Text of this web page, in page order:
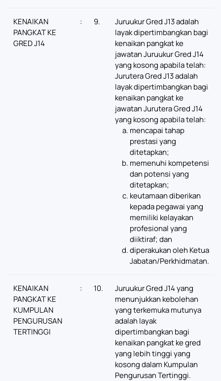
KENAIKAN
PANGKAT KE
GRED J14
: 9.
Juruukur Gred J13 adalah
layak dipertimbangkan bagi
kenaikan pangkat ke
jawatan Juruukur Gred J14
yang kosong apabila telah:
Jurutera Gred J13 adalah
layak dipertimbangkan bagi
kenaikan pangkat ke
jawatan Jurutera Gred J14
yang kosong apabila telah:
mencapai tahap
prestasi yang
ditetapkan;
memenuhi kompetensi
dan potensi yang
ditetapkan;
keutamaan diberikan
kepada pegawai yang
memiliki kelayakan
profesional yang
diiktiraf; dan
diperakukan oleh Ketua
Jabatan/Perkhidmatan.
KENAIKAN
PANGKAT KE
KUMPULAN
PENGURUSAN
TERTINGGI
: 10.
Juruukur Gred J14 yang
menunjukkan kebolehan
yang terkemuka mutunya
adalah layak
dipertimbangkan bagi
kenaikan pangkat ke gred
yang lebih tinggi yang
kosong dalam Kumpulan
Pengurusan Tertinggi.